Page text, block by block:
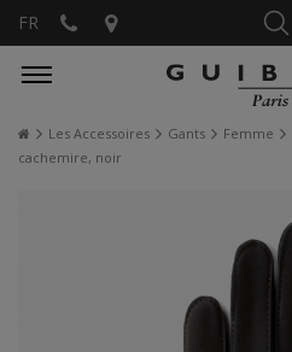
FR
Les Accessoires Gants Femme
cachemire, noir